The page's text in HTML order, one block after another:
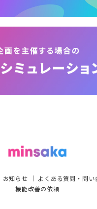
お知らせ ｜ よくある質問・問い
機能改善の依頼